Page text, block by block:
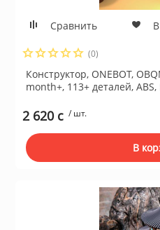
Сравнить
(0)
Конструктор, ONEBOT,
month+, 113+ деталей,
2 620 c / шт.
В